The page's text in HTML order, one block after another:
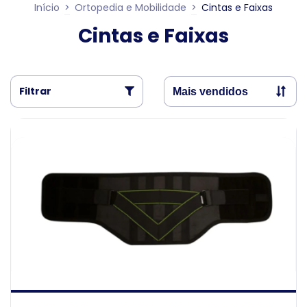
Início > Ortopedia e Mobilidade > Cintas e Faixas
Cintas e Faixas
Filtrar